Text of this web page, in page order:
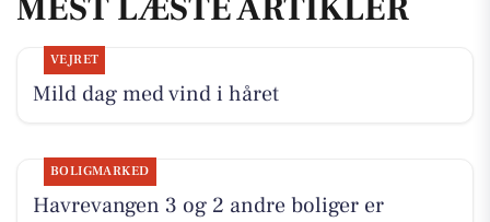
VEJRET
Mild dag med vind i håret
BOLIGMARKED
Havrevangen 3 og 2 andre boliger er